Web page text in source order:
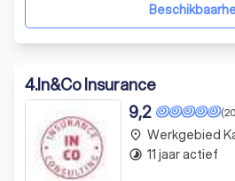
4.In&Co Insurance
9,2
place
timelapse 11 jaar actief